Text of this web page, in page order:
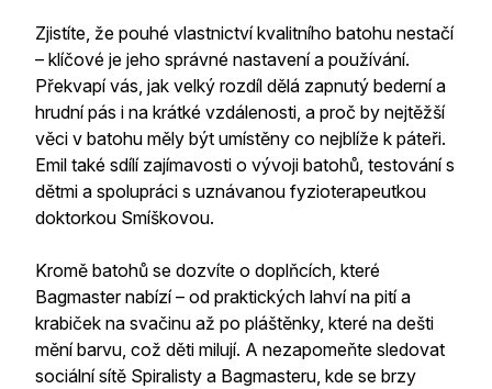
Zjistíte, že pouhé vlastnictví kvalitního batohu nestačí
– klíčové je jeho správné nastavení a používání.
Překvapí vás, jak velký rozdíl dělá zapnutý bederní a
hrudní pás i na krátké vzdálenosti, a proč by nejtěžší
věci v batohu měly být umístěny co nejblíže k páteři.
Emil také sdílí zajímavosti o vývoji batohů, testování s
dětmi a spolupráci s uznávanou fyzioterapeutkou
doktorkou Smíškovou.
Kromě batohů se dozvíte o doplňcích, které
Bagmaster nabízí – od praktických lahví na pití a
krabiček na svačinu až po pláštěnky, které na dešti
mění barvu, což děti milují. A nezapomeňte sledovat
sociální sítě Spiralisty a Bagmasteru, kde se brzy